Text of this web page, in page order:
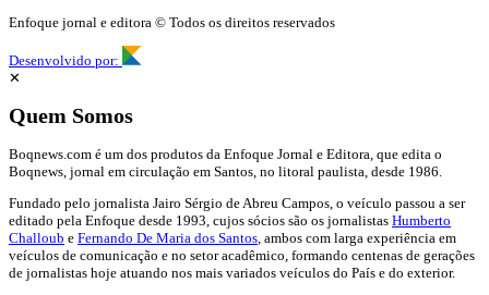
Enfoque jornal e editora © Todos os direitos reservados
Desenvolvido por:
✕
Quem Somos
Boqnews.com é um dos produtos da Enfoque Jornal e Editora, que edita o
Boqnews, jornal em circulação em Santos, no litoral paulista, desde 1986.
Fundado pelo jornalista Jairo Sérgio de Abreu Campos, o veículo passou a ser
editado pela Enfoque desde 1993, cujos sócios são os jornalistas Humberto
Challoub e Fernando De Maria dos Santos, ambos com larga experiência em
veículos de comunicação e no setor acadêmico, formando centenas de gerações
de jornalistas hoje atuando nos mais variados veículos do País e do exterior.